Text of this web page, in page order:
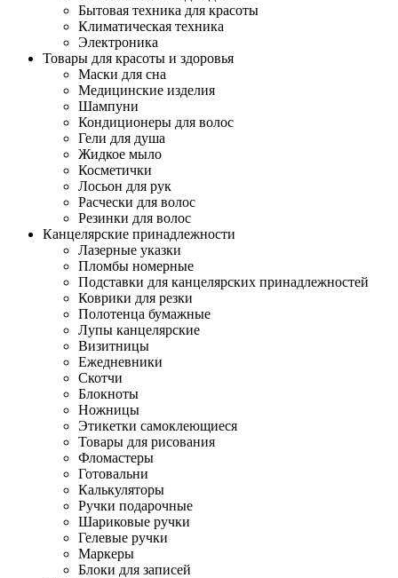
Бытовая техника для красоты
Климатическая техника
Электроника
Товары для красоты и здоровья
Маски для сна
Медицинские изделия
Шампуни
Кондиционеры для волос
Гели для душа
Жидкое мыло
Косметички
Лосьон для рук
Расчески для волос
Резинки для волос
Канцелярские принадлежности
Лазерные указки
Пломбы номерные
Подставки для канцелярских принадлежностей
Коврики для резки
Полотенца бумажные
Лупы канцелярские
Визитницы
Ежедневники
Скотчи
Блокноты
Ножницы
Этикетки самоклеющиеся
Товары для рисования
Фломастеры
Готовальни
Калькуляторы
Ручки подарочные
Шариковые ручки
Гелевые ручки
Маркеры
Блоки для записей